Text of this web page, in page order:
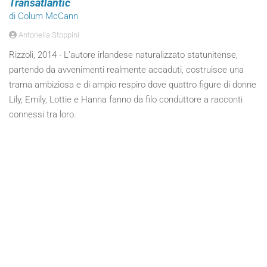
Transatlantic
di Colum McCann
Antonella Stoppini
Rizzoli, 2014 - L’autore irlandese naturalizzato statunitense,
partendo da avvenimenti realmente accaduti, costruisce una
trama ambiziosa e di ampio respiro dove quattro figure di donne
Lily, Emily, Lottie e Hanna fanno da filo conduttore a racconti
connessi tra loro.